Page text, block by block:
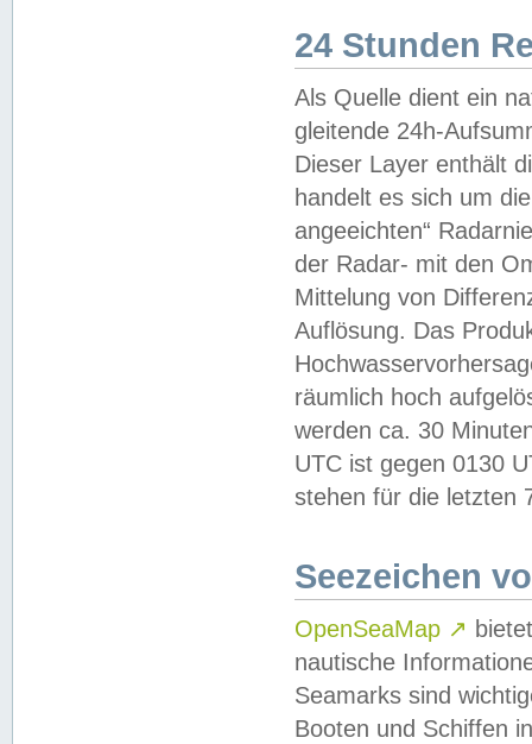
24 Stunden
Als Quelle dient ein
gleitende 24h-
Dieser Layer enthält
handelt es sich um
angeeichten“
der Radar- mit den
Mittelung von
Auflösung. Das
räumlich hoch
werden ca. 30
UTC ist gegen 0130
stehen für die letzten
Seezeichen
OpenSeaMap ↗
nautische
Seamarks sind
Booten und Schiffen